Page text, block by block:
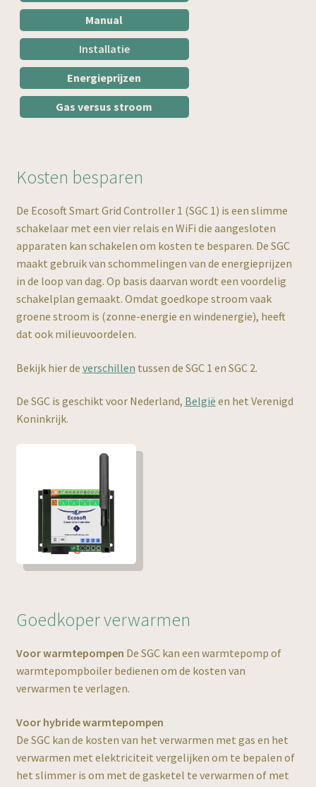
Smart Grid Controller 1
SGC 1 Info
SGC 1 Handleiding
SGC – antwoorden op vragen
Smart Grid Controller 2
AircoSwitch
Ecosoft P1-meter
Informatie
NL
Manual
Installatie
Energieprijzen
Gas versus stroom
Kosten besparen
De Ecosoft Smart Grid Controller 1 (SGC 1) is een slimme
schakelaar met een vier relais en WiFi die aangesloten
apparaten kan schakelen om kosten te besparen. De SGC
maakt gebruik van schommelingen van de energieprijzen
in de loop van dag. Op basis daarvan wordt een voordelig
schakelplan gemaakt. Omdat goedkope stroom vaak
groene stroom is (zonne-energie en windenergie), heeft
dat ook milieuvoordelen.
Bekijk hier de verschillen tussen de SGC 1 en SGC 2.
De SGC is geschikt voor Nederland, België en het Verenigd
Koninkrijk.
Goedkoper verwarmen
Voor warmtepompen De SGC kan een warmtepomp of
warmtepompboiler bedienen om de kosten van
verwarmen te verlagen.
Voor hybride warmtepompen
De SGC kan de kosten van het verwarmen met gas en het
verwarmen met elektriciteit vergelijken om te bepalen of
het slimmer is om met de gasketel te verwarmen of met